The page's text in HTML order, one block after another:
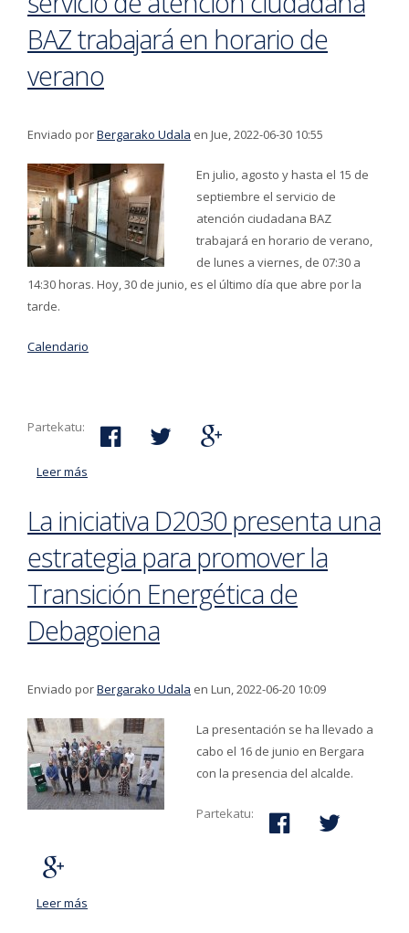
BAZ trabajará en horario de
verano
Enviado porBergarako Udala en Jue, 2022-06-30 10:55
En julio, agosto y hasta el 15 de
septiembre el servicio de
atención ciudadana BAZ
trabajará en horario de verano,
de lunes a viernes, de 07:30 a
14:30 horas. Hoy, 30 de junio, es el último día que abre por la
tarde.
Calendario
Partekatu:
Leer más
verano
La iniciativa D2030 presenta una
estrategia para promover la
Transición Energética de
Debagoiena
Enviado porBergarako Udala en Lun, 2022-06-20 10:09
La presentación se ha llevado a
cabo el 16 de junio en Bergara
con la presencia del alcalde.
Partekatu:
Leer más